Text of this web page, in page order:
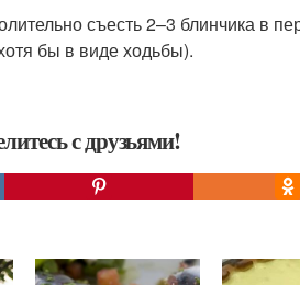
съесть 2–3 блинчика в
бы в виде ходьбы).
с друзьями!